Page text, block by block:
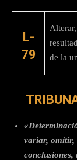
L-
79
de la
variar, omitir,
conclusiones,